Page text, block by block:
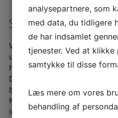
SALÆR
Vi har sat hvad vi syntes er et
udlejningen – 4,16% af årslejen,
husleje + moms.
Det er dermed markedets
bedste tilbud du som udlejer
Minimumssalær er kr. 9.900,00
indeholder under ”Priser”.
analysepartnere, som
med data, du tidligere
de har indsamlet
tjenester. Ved at klikke
samtykke til disse
Læs mere om vores
behandling af